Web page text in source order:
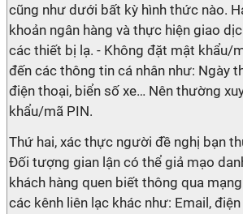
cũng như dưới bất kỳ hình thức nào.
khoản ngân hàng và thực hiện giao
các thiết bị lạ. - Không đặt mật khẩu/
đến các thông tin cá nhân như: Ngày
điện thoại, biển số xe… Nên thường
khẩu/mã PIN.
Thứ hai, xác thực người đề nghị bạn
Đối tượng gian lận có thể giả mạo
khách hàng quen biết thông qua
các kênh liên lạc khác như: Email,